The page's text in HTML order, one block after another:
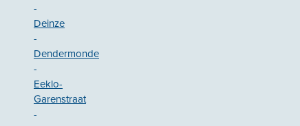
-
Deinze
-
Dendermonde
-
Eeklo-
Garenstraat
-